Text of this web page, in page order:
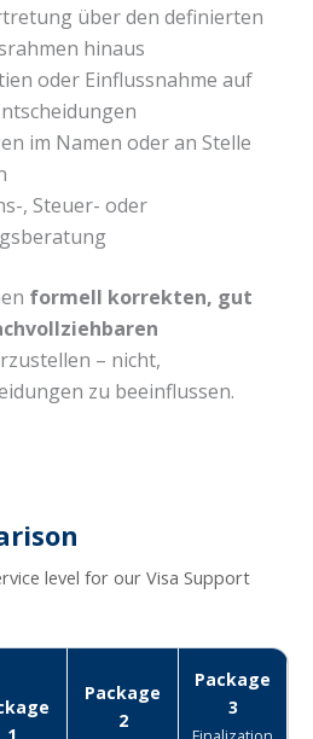
über den definierten
hinaus
oder Einflussnahme auf
im Namen oder an Stelle
, Steuer- oder
formell korrekten, gut
– nicht,
zu beeinflussen.
level for our Visa Support
Package
2
Package
3